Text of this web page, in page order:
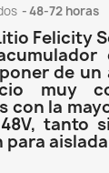
48-72 horas
Felicity
de
muy
con la
tanto
para